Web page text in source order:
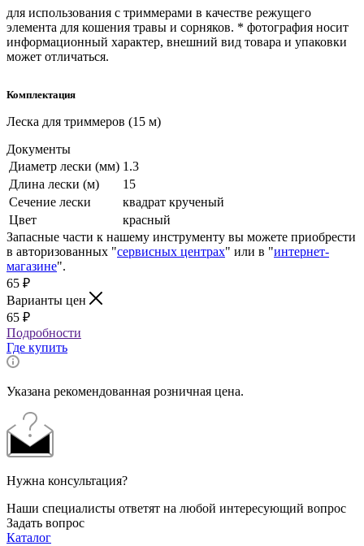
для использования с триммерами в качестве режущего
элемента для кошения травы и сорняков. * фотография носит
информационный характер, внешний вид товара и упаковки
может отличаться.
Комплектация
Леска для триммеров (15 м)
Документы
Диаметр лески (мм) 1.3
Длина лески (м)
15
Сечение лески
квадрат крученый
Цвет
красный
Запасные части к нашему инструменту вы можете приобрести
в авторизованных "сервисных центрах" или в "интернет-
магазине".
65 ₽
Варианты цен
65 ₽
Подробности
Где купить
Указана рекомендованная розничная цена.
Нужна консультация?
Наши специалисты ответят на любой интересующий вопрос
Задать вопрос
Каталог